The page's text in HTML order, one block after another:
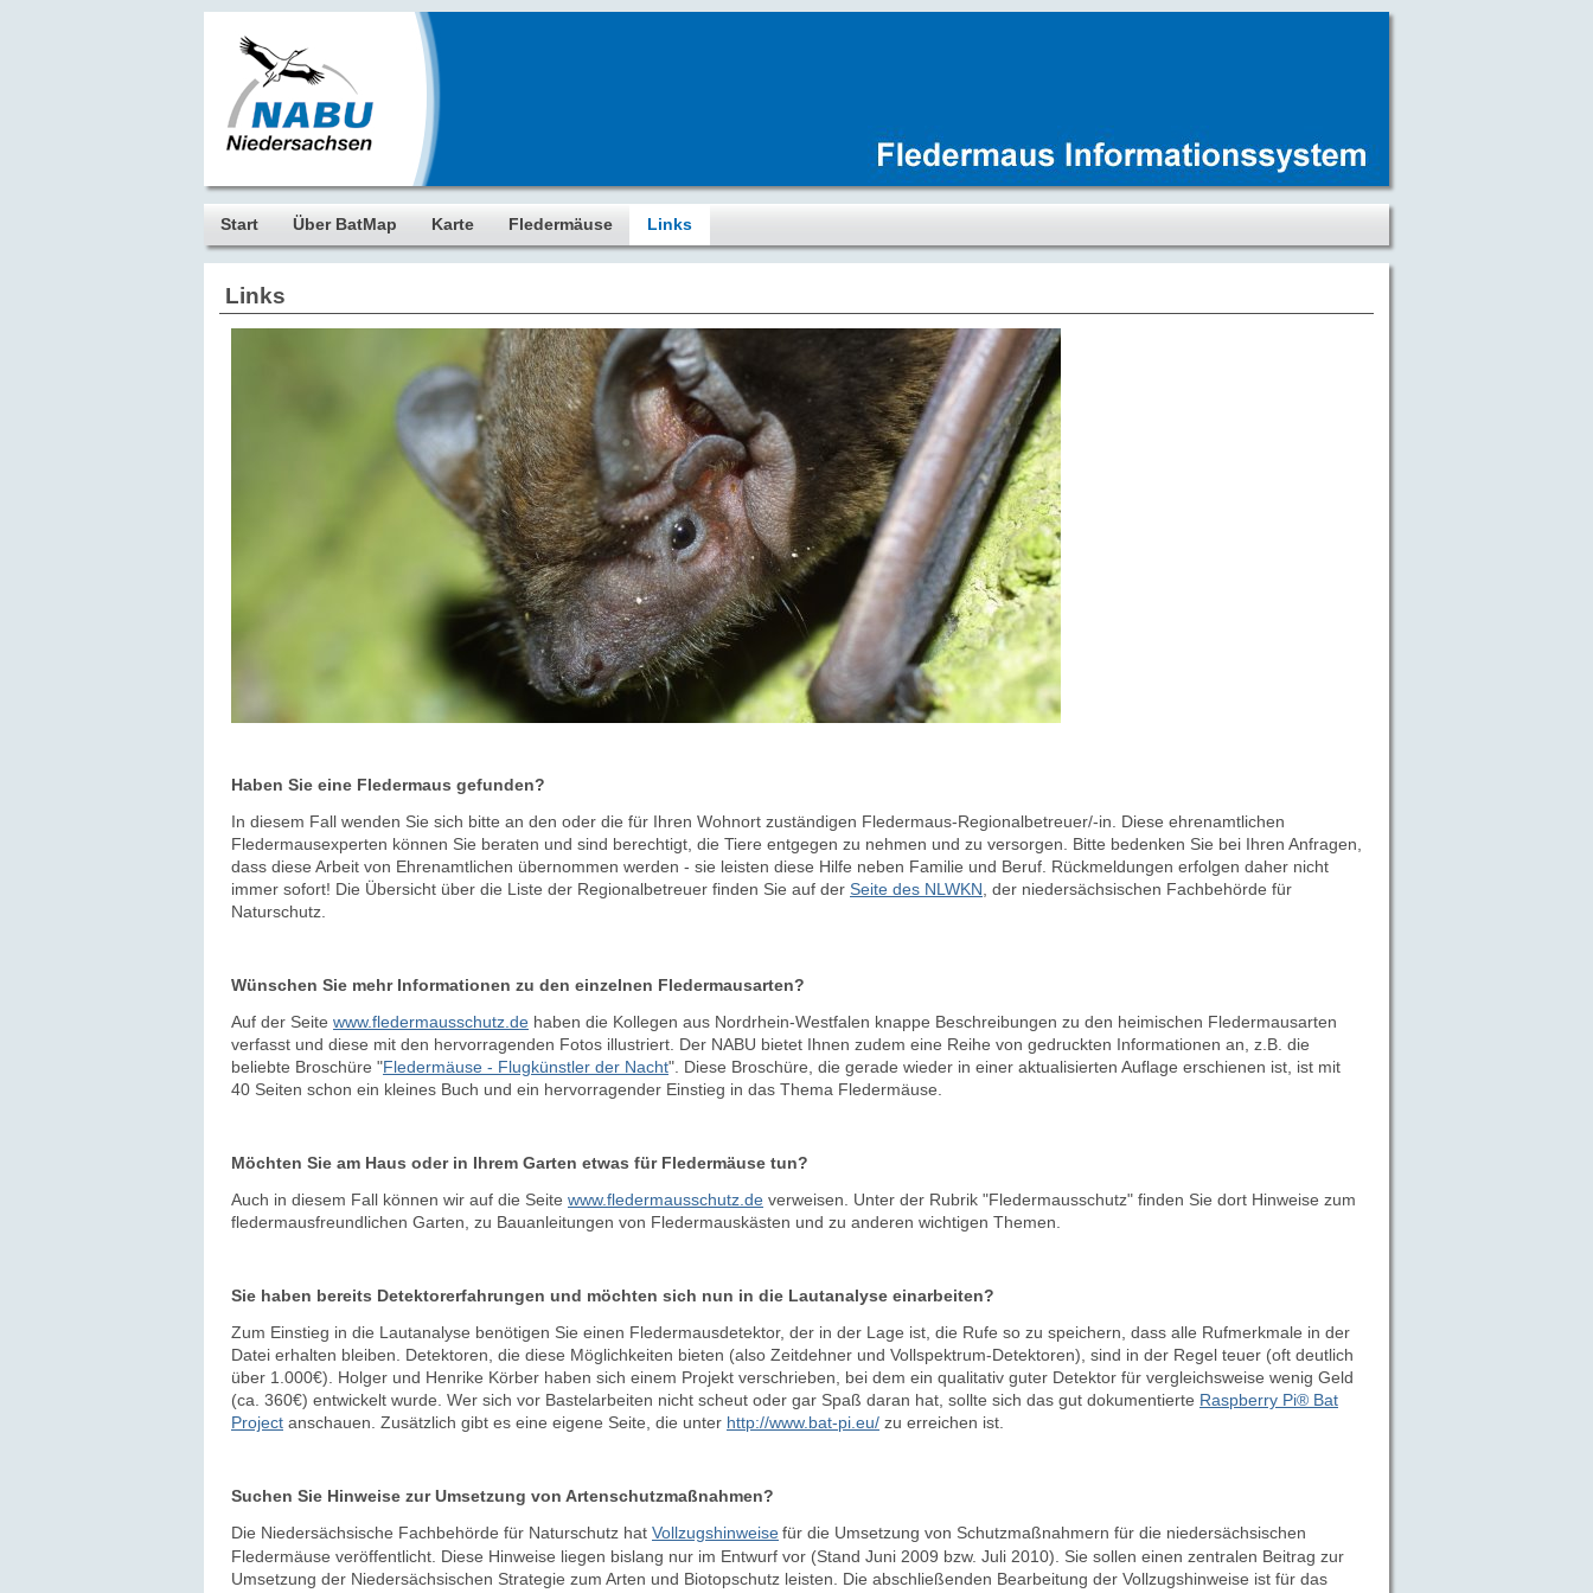
Start Über BatMap Karte Fledermäuse Links
Links
Haben Sie eine Fledermaus gefunden?
In diesem Fall wenden Sie sich bitte an den oder die für Ihren Wohnort zuständigen Fledermaus-Regionalbetreuer/-in. Diese ehrenamtlichen
Fledermausexperten können Sie beraten und sind berechtigt, die Tiere entgegen zu nehmen und zu versorgen. Bitte bedenken Sie bei Ihren Anfragen,
dass diese Arbeit von Ehrenamtlichen übernommen werden - sie leisten diese Hilfe neben Familie und Beruf. Rückmeldungen erfolgen daher nicht
immer sofort! Die Übersicht über die Liste der Regionalbetreuer finden Sie auf der Seite des NLWKN , der niedersächsischen Fachbehörde für
Naturschutz.
Wünschen Sie mehr Informationen zu den einzelnen Fledermausarten?
Auf der Seite www.fledermausschutz.de haben die Kollegen aus Nordrhein-Westfalen knappe Beschreibungen zu den heimischen Fledermausarten
verfasst und diese mit den hervorragenden Fotos illustriert. Der NABU bietet Ihnen zudem eine Reihe von gedruckten Informationen an, z.B. die
beliebte Broschüre "Fledermäuse - Flugkünstler der Nacht". Diese Broschüre, die gerade wieder in einer aktualisierten Auflage erschienen ist, ist mit
40 Seiten schon ein kleines Buch und ein hervorragender Einstieg in das Thema Fledermäuse.
Möchten Sie am Haus oder in Ihrem Garten etwas für Fledermäuse tun?
Auch in diesem Fall können wir auf die Seite www.fledermausschutz.de verweisen. Unter der Rubrik "Fledermausschutz" finden Sie dort Hinweise zum
fledermausfreundlichen Garten, zu Bauanleitungen von Fledermauskästen und zu anderen wichtigen Themen.
Sie haben bereits Detektorerfahrungen und möchten sich nun in die Lautanalyse einarbeiten?
Zum Einstieg in die Lautanalyse benötigen Sie einen Fledermausdetektor, der in der Lage ist, die Rufe so zu speichern, dass alle Rufmerkmale in der
Datei erhalten bleiben. Detektoren, die diese Möglichkeiten bieten (also Zeitdehner und Vollspektrum-Detektoren), sind in der Regel teuer (oft deutlich
über 1.000€). Holger und Henrike Körber haben sich einem Projekt verschrieben, bei dem ein qualitativ guter Detektor für vergleichsweise wenig Geld
(ca. 360€) entwickelt wurde. Wer sich vor Bastelarbeiten nicht scheut oder gar Spaß daran hat, sollte sich das gut dokumentierte Raspberry Pi® Bat
Project anschauen. Zusätzlich gibt es eine eigene Seite, die unter http://www.bat-pi.eu/ zu erreichen ist.
Suchen Sie Hinweise zur Umsetzung von Artenschutzmaßnahmen?
Die Niedersächsische Fachbehörde für Naturschutz hat Vollzugshinweisefür die Umsetzung von Schutzmaßnahmern für die niedersächsischen
Fledermäuse veröffentlicht. Diese Hinweise liegen bislang nur im Entwurf vor (Stand Juni 2009 bzw. Juli 2010). Sie sollen einen zentralen Beitrag zur
Umsetzung der Niedersächsischen Strategie zum Arten und Biotopschutz leisten. Die abschließenden Bearbeitung der Vollzugshinweise ist für das